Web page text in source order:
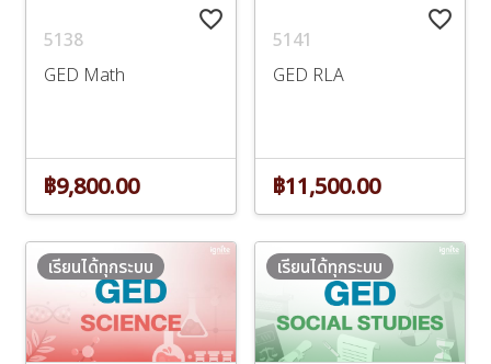
favorite_border
5138
GED Math
฿9,800.00
favorite_border
5141
GED RLA
฿11,500.00
เรียนได้ทุกระบบ เรียนได้ทุกระบบ